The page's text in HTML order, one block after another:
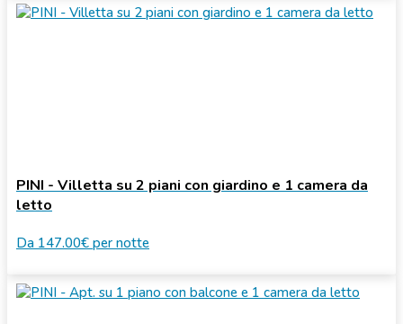
PINI - Villetta su 2 piani con giardino e 1 camera da
letto
Da 147.00€ per notte